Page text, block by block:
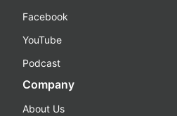
Facebook
YouTube
Podcast
Company
About Us